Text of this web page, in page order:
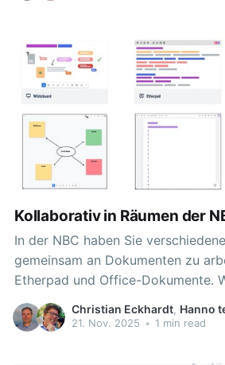
Editorlassen sich per Drag-and-
Lernmaterialien erstellen. Von
Kollaborativ in Räumen der
In der NBC haben Sie
gemeinsam an Dokumenten zu
Etherpad und Office-Dokumente. Whiteboard: *
Bieten ein grafisches,
Aktionen können während der
Christian Eckhardt, Hanno
21. Nov. 2025 • 1 min read